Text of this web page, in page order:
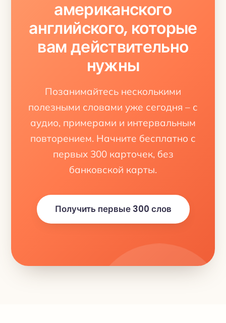
американского
английского, которые
вам действительно
нужны
Позанимайтесь несколькими
полезными словами уже сегодня – с
аудио, примерами и интервальным
повторением. Начните бесплатно с
первых 300 карточек, без
банковской карты.
Получить первые 300 слов